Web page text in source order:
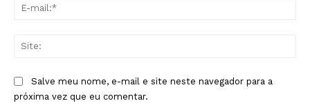
Salve meu nome, e-mail e site neste navegador para a
próxima vez que eu comentar.